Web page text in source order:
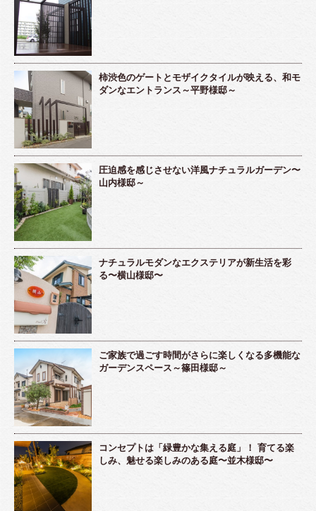
柿渋色のゲートとモザイクタイルが映える、和モ
ダンなエントランス～平野様邸～
圧迫感を感じさせない洋風ナチュラルガーデン〜
山内様邸～
ナチュラルモダンなエクステリアが新生活を彩
る〜横山様邸〜
ご家族で過ごす時間がさらに楽しくなる多機能な
ガーデンスペース～篠田様邸～
コンセプトは「緑豊かな集える庭」！ 育てる楽
しみ、魅せる楽しみのある庭〜並木様邸〜